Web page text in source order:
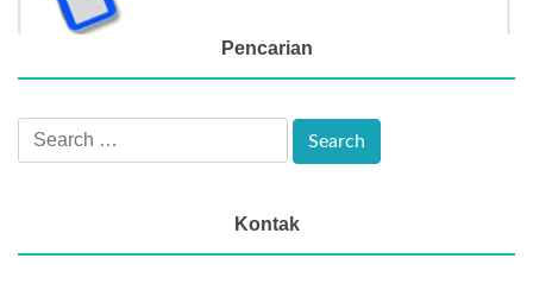
Pencarian
Kontak